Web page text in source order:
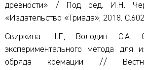
древности» / Под ред. И.Н.
«Издательство «Триада», 2018.
Свиркина Н.Г., Володин С.А.
экспериментального метода для
обряда кремации //